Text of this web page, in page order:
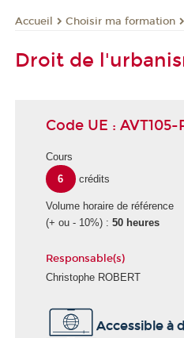
Accueil Choisir ma formation
Droit de
Code UE : AVT105-
Cours
6
crédits
Volume horaire de référence
(+ ou - 10%) : 50 heures
Responsable(s)
Christophe ROBERT
Accessible à